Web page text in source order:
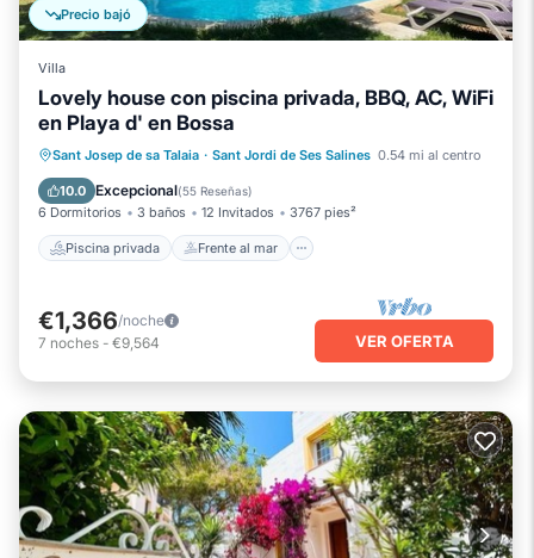
Precio bajó
Villa
Lovely house con piscina privada, BBQ, AC, WiFi
en Playa d' en Bossa
Sant Josep de sa Talaia · Sant Jordi de Ses Salines 0.54 mi al centro
10.0 Excepcional(55 Reseñas)
6 Dormitorios 3 baños 12 Invitados 3767 pies²
Piscina privada Frente al mar
Piscina privada
Frente al mar
Chimenea/Calefacción
€1,366/noche
7 noches - €9,564 VER OFERTA